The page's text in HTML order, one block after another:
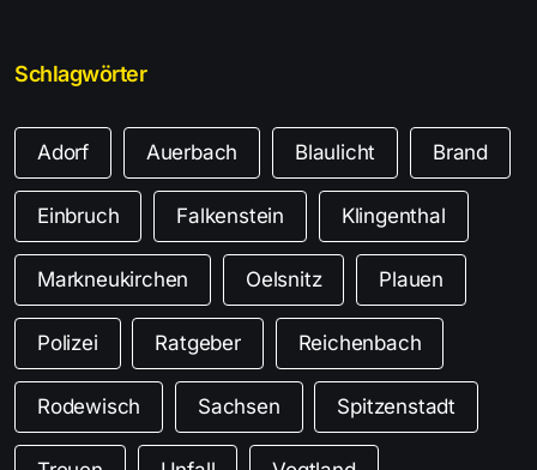
Schlagwörter
Adorf Auerbach Blaulicht Brand
Einbruch Falkenstein Klingenthal
Markneukirchen Oelsnitz Plauen
Polizei Ratgeber Reichenbach
Rodewisch Sachsen Spitzenstadt